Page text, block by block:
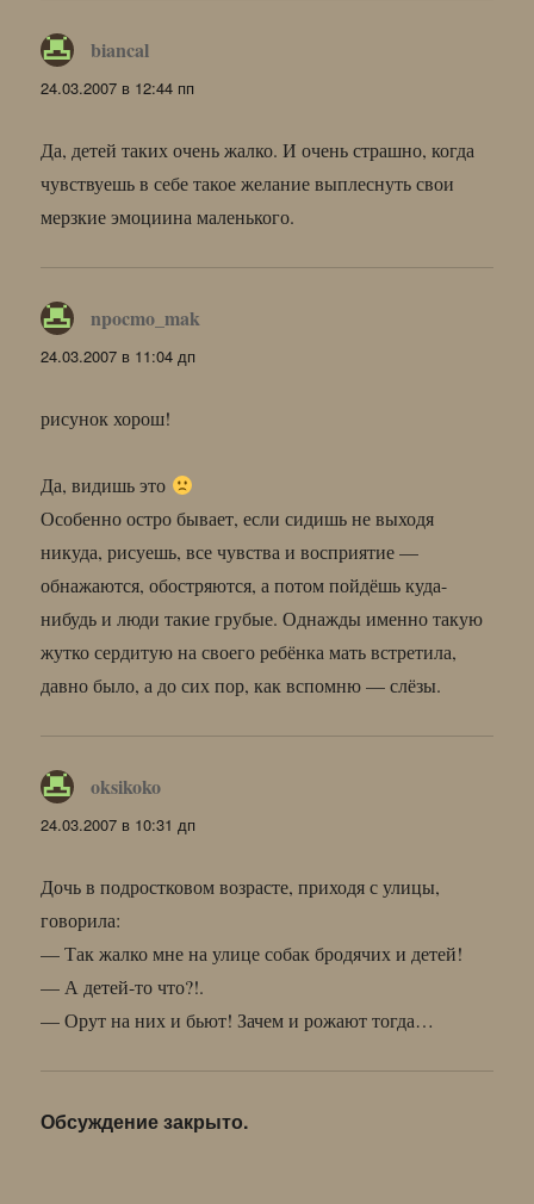
biancal
24.03.2007 в 12:44 пп
Да, детей таких очень жалко. И очень страшно, когда
чувствуешь в себе такое желание выплеснуть свои
мерзкие эмоциина маленького.
npocmo_mak
24.03.2007 в 11:04 дп
рисунок хорош!
Да, видишь это
Особенно остро бывает, если сидишь не выходя
никуда, рисуешь, все чувства и восприятие —
обнажаются, обостряются, а потом пойдёшь куда-
нибудь и люди такие грубые. Однажды именно такую
жутко сердитую на своего ребёнка мать встретила,
давно было, а до сих пор, как вспомню — слёзы.
oksikoko
24.03.2007 в 10:31 дп
Дочь в подростковом возрасте, приходя с улицы,
говорила:
— Так жалко мне на улице собак бродячих и детей!
— А детей-то что?!.
— Орут на них и бьют! Зачем и рожают тогда…
Обсуждение закрыто.